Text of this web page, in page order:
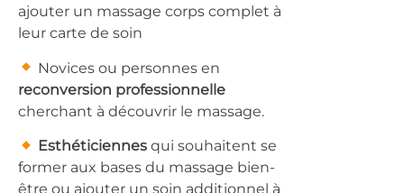
ajouter un massage corps complet à
leur carte de soin
​ Novices ou personnes en
reconversion professionnelle
cherchant à découvrir le massage.
Esthéticiennes qui souhaitent se
former aux bases du massage bien-
être ou ajouter un soin additionnel à